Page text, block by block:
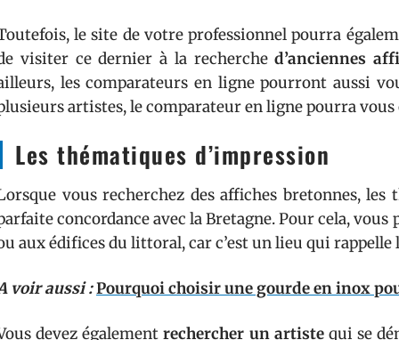
le site de votre professionnel pourra
visiter ce dernier à la recherched’anciennes
les comparateurs en ligne pourront aussi
artistes, le comparateur en ligne pourra
Les thématiques d’impression
vous recherchez des affiches bretonnes,
concordance avec la Bretagne. Pour cela,
aux édifices du littoral, car c’est un lieu qui rappelle
voir aussi :Pourquoi choisir une gourde en inox
devez égalementrechercher un artistequi se